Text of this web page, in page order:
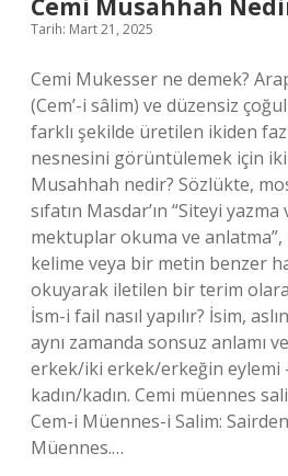
Cemi Musahhah
Tarih: Mart 21, 2025
Cemi Mukesser ne demek?
(Cem’-i sâlim) ve düzensiz
farklı şekilde üretilen ikiden
nesnesini görüntülemek için
Musahhah nedir? Sözlükte,
sıfatın Masdar’ın “Siteyi
mektuplar okuma ve anlatma”,
kelime veya bir metin benzer
okuyarak iletilen bir terim
İsm-i fail nasıl yapılır? İsim,
aynı zamanda sonsuz anlamı
erkek/iki erkek/erkeğin eylemi
kadın/kadın. Cemi müennes
Cem-i Müennes-i Salim:
Müennes.…